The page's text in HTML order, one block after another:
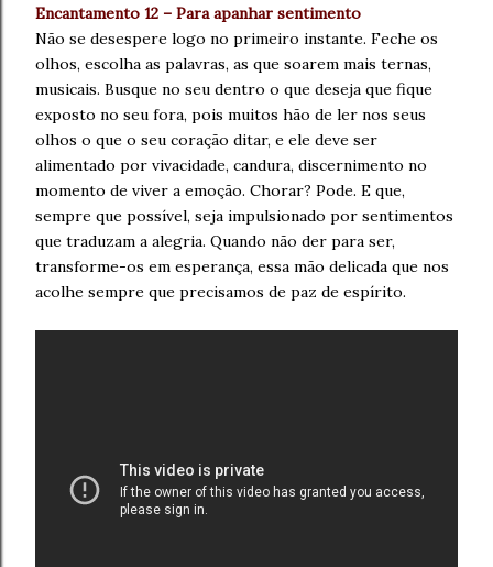
Encantamento 12 – Para apanhar sentimento
Não se desespere logo no primeiro instante. Feche os
olhos, escolha as palavras, as que soarem mais ternas,
musicais. Busque no seu dentro o que deseja que fique
exposto no seu fora, pois muitos hão de ler nos seus
olhos o que o seu coração ditar, e ele deve ser
alimentado por vivacidade, candura, discernimento no
momento de viver a emoção. Chorar? Pode. E que,
sempre que possível, seja impulsionado por sentimentos
que traduzam a alegria. Quando não der para ser,
transforme-os em esperança, essa mão delicada que nos
acolhe sempre que precisamos de paz de espírito.